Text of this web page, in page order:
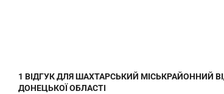
1 ВІДГУК ДЛЯШАХТАРСЬКИЙ МІСЬКРАЙОННИЙ
ДОНЕЦЬКОЇ ОБЛАСТІ